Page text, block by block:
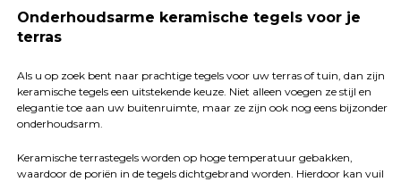
Onderhoudsarme keramische tegels voor je
terras
Als u op zoek bent naar prachtige tegels voor uw terras of tuin, dan zijn
keramische tegels een uitstekende keuze. Niet alleen voegen ze stijl en
elegantie toe aan uw buitenruimte, maar ze zijn ook nog eens bijzonder
onderhoudsarm.
Keramische terrastegels worden op hoge temperatuur gebakken,
waardoor de poriën in de tegels dichtgebrand worden. Hierdoor kan vuil